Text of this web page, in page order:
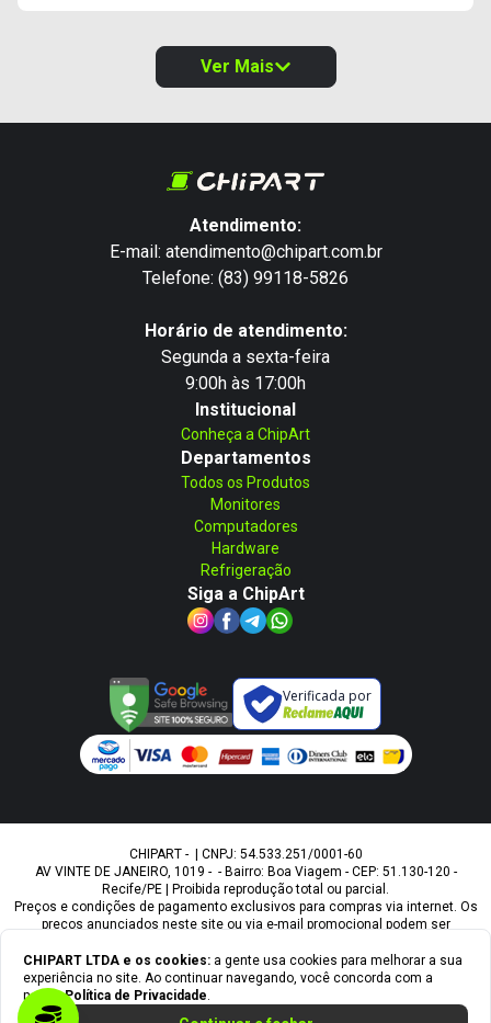
Ver Mais
CHIPART LTDA e os cookies: a gente usa cookies para melhorar a sua
experiência no site. Ao continuar navegando, você concorda com a
nossaPolítica de Privacidade.
Atendimento:
E-mail: atendimento@chipart.com.br
Telefone: (83) 99118-5826
Horário de atendimento:
Segunda a sexta-feira
9:00h às 17:00h
Institucional
Conheça a ChipArt
Departamentos
Todos os Produtos
Monitores
Computadores
Hardware
Refrigeração
Siga a ChipArt
Verificada por
CHIPART - | CNPJ: 54.533.251/0001-60
AV VINTE DE JANEIRO, 1019 - - Bairro: Boa Viagem - CEP: 51.130-120 -
Recife/PE | Proibida reprodução total ou parcial.
Preços e condições de pagamento exclusivos para compras via internet. Os
preços anunciados neste site ou via e-mail promocional podem ser
descritivos. As fotos contidas nesta página são meramente ilustrativas do
produto e podem variar de acordo com o fornecedor/lote do fabricante.
Ofertas válidas até o término de nossos estoques. Vendas sujeitas à